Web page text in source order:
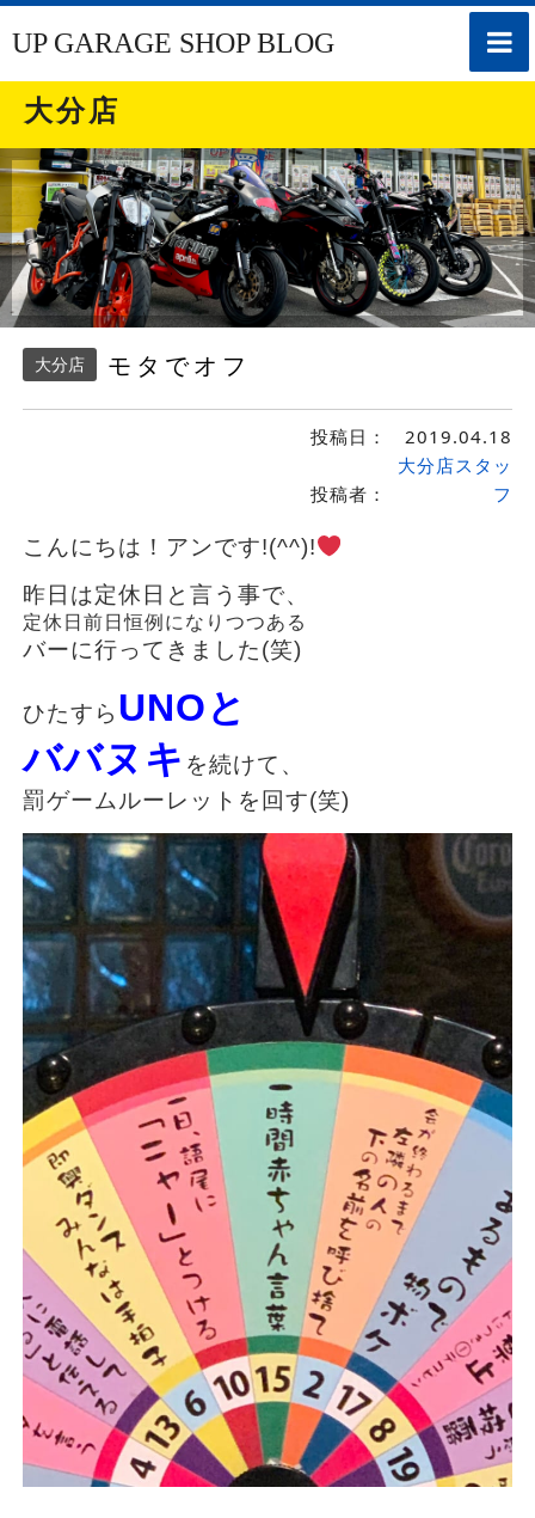
toggle
UP GARAGE SHOP BLOG
大分店
大分店 モタでオフ
投稿日： 2019.04.18
投稿者：
大分店スタッ
フ
こんにちは！アンです!(^^)!
昨日は定休日と言う事で、
定休日前日恒例になりつつある
バーに行ってきました(笑)
ひたすら UNOと
ババヌキ を続けて、
罰ゲームルーレットを回す(笑)